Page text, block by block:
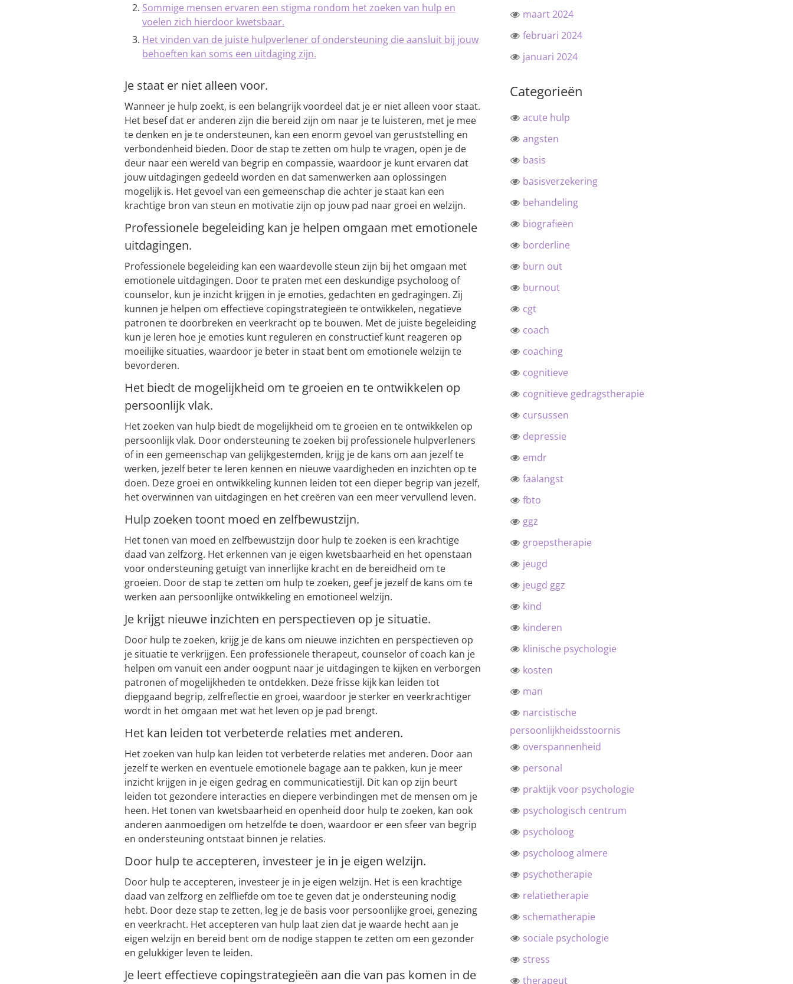
Sommige mensen ervaren een stigma rondom het zoeken van hulp en
voelen zich hierdoor kwetsbaar.
Het vinden van de juiste hulpverlener of ondersteuning die aansluit bij jouw
behoeften kan soms een uitdaging zijn.
Je staat er niet alleen voor.
Wanneer je hulp zoekt, is een belangrijk voordeel dat je er niet alleen voor staat.
Het besef dat er anderen zijn die bereid zijn om naar je te luisteren, met je mee
te denken en je te ondersteunen, kan een enorm gevoel van geruststelling en
verbondenheid bieden. Door de stap te zetten om hulp te vragen, open je de
deur naar een wereld van begrip en compassie, waardoor je kunt ervaren dat
jouw uitdagingen gedeeld worden en dat samenwerken aan oplossingen
mogelijk is. Het gevoel van een gemeenschap die achter je staat kan een
krachtige bron van steun en motivatie zijn op jouw pad naar groei en welzijn.
Professionele begeleiding kan je helpen omgaan met emotionele
uitdagingen.
Professionele begeleiding kan een waardevolle steun zijn bij het omgaan met
emotionele uitdagingen. Door te praten met een deskundige psycholoog of
counselor, kun je inzicht krijgen in je emoties, gedachten en gedragingen. Zij
kunnen je helpen om effectieve copingstrategieën te ontwikkelen, negatieve
patronen te doorbreken en veerkracht op te bouwen. Met de juiste begeleiding
kun je leren hoe je emoties kunt reguleren en constructief kunt reageren op
moeilijke situaties, waardoor je beter in staat bent om emotionele welzijn te
bevorderen.
Het biedt de mogelijkheid om te groeien en te ontwikkelen op
persoonlijk vlak.
Het zoeken van hulp biedt de mogelijkheid om te groeien en te ontwikkelen op
persoonlijk vlak. Door ondersteuning te zoeken bij professionele hulpverleners
of in een gemeenschap van gelijkgestemden, krijg je de kans om aan jezelf te
werken, jezelf beter te leren kennen en nieuwe vaardigheden en inzichten op te
doen. Deze groei en ontwikkeling kunnen leiden tot een dieper begrip van jezelf,
het overwinnen van uitdagingen en het creëren van een meer vervullend leven.
Hulp zoeken toont moed en zelfbewustzijn.
Het tonen van moed en zelfbewustzijn door hulp te zoeken is een krachtige
daad van zelfzorg. Het erkennen van je eigen kwetsbaarheid en het openstaan
voor ondersteuning getuigt van innerlijke kracht en de bereidheid om te
groeien. Door de stap te zetten om hulp te zoeken, geef je jezelf de kans om te
werken aan persoonlijke ontwikkeling en emotioneel welzijn.
Je krijgt nieuwe inzichten en perspectieven op je situatie.
Door hulp te zoeken, krijg je de kans om nieuwe inzichten en perspectieven op
je situatie te verkrijgen. Een professionele therapeut, counselor of coach kan je
helpen om vanuit een ander oogpunt naar je uitdagingen te kijken en verborgen
patronen of mogelijkheden te ontdekken. Deze frisse kijk kan leiden tot
diepgaand begrip, zelfreflectie en groei, waardoor je sterker en veerkrachtiger
wordt in het omgaan met wat het leven op je pad brengt.
Het kan leiden tot verbeterde relaties met anderen.
Het zoeken van hulp kan leiden tot verbeterde relaties met anderen. Door aan
jezelf te werken en eventuele emotionele bagage aan te pakken, kun je meer
inzicht krijgen in je eigen gedrag en communicatiestijl. Dit kan op zijn beurt
leiden tot gezondere interacties en diepere verbindingen met de mensen om je
heen. Het tonen van kwetsbaarheid en openheid door hulp te zoeken, kan ook
anderen aanmoedigen om hetzelfde te doen, waardoor er een sfeer van begrip
en ondersteuning ontstaat binnen je relaties.
Door hulp te accepteren, investeer je in je eigen welzijn.
Door hulp te accepteren, investeer je in je eigen welzijn. Het is een krachtige
daad van zelfzorg en zelfliefde om toe te geven dat je ondersteuning nodig
hebt. Door deze stap te zetten, leg je de basis voor persoonlijke groei, genezing
en veerkracht. Het accepteren van hulp laat zien dat je waarde hecht aan je
eigen welzijn en bereid bent om de nodige stappen te zetten om een gezonder
en gelukkiger leven te leiden.
Je leert effectieve copingstrategieën aan die van pas komen in de
maart 2024
februari 2024
januari 2024
Categorieën
acute hulp
angsten
basis
basisverzekering
behandeling
biografieën
borderline
burn out
burnout
cgt
coach
coaching
cognitieve
cognitieve gedragstherapie
cursussen
depressie
emdr
faalangst
fbto
ggz
groepstherapie
jeugd
jeugd ggz
kind
kinderen
klinische psychologie
kosten
man
narcistische
persoonlijkheidsstoornis
overspannenheid
personal
praktijk voor psychologie
psychologisch centrum
psycholoog
psycholoog almere
psychotherapie
relatietherapie
schematherapie
sociale psychologie
stress
therapeut